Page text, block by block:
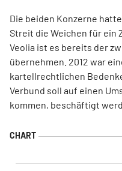
Die beiden Konzerne
Streit die Weichen für ein
Veolia ist es bereits der
übernehmen. 2012 war
kartellrechtlichen
Verbund soll auf einen
kommen, beschäftigt